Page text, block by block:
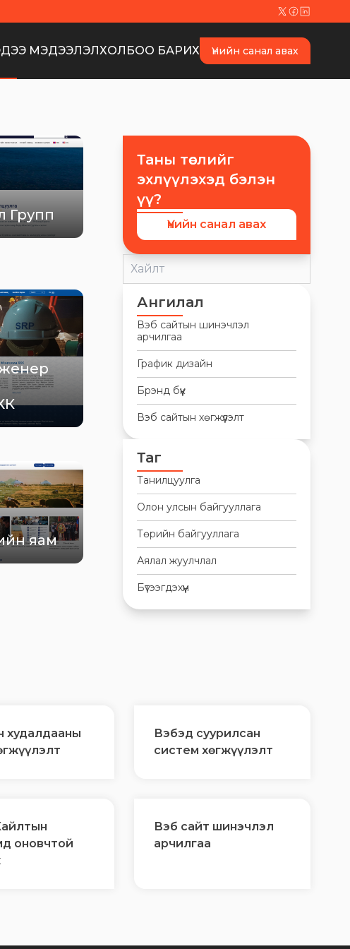
МЭДЭЭЛЭЛХОЛБОО БАРИХ Үнийн санал авах
Групп
яам
Таны төслийг
эхлүүлэхэд бэлэн
үү?
Үнийн санал авах
Ангилал
Вэб сайтын шинэчлэл
арчилгаа
График дизайн
Брэнд бүүк
Вэб сайтын хөгжүүлэлт
Таг
Танилцуулга
Олон улсын байгууллага
Төрийн байгууллага
Аялал жуулчлал
Бүтээгдэхүүн
худалдааны
Вэбэд суурилсан
систем хөгжүүлэлт
оновчтой
Вэб сайт шинэчлэл
арчилгаа